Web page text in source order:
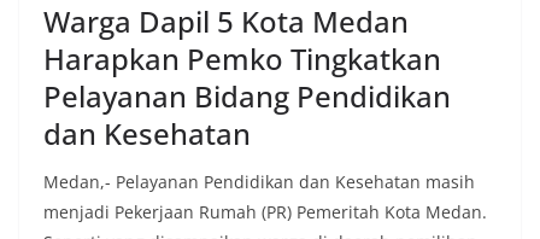
Warga Dapil 5 Kota Medan
Harapkan Pemko Tingkatkan
Pelayanan Bidang Pendidikan
dan Kesehatan
Medan,- Pelayanan Pendidikan dan Kesehatan masih
menjadi Pekerjaan Rumah (PR) Pemeritah Kota Medan.